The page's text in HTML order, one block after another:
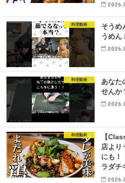
料理動画
そう
うめ
料理動画
あなた
せん
料理動画
【
店より
にも！
ラダチ